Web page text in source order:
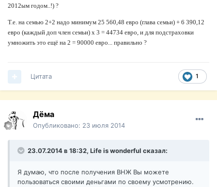
2012ым годом..!) ?
Т.е. на семью 2+2 надо минимум 25 560,48 евро (глава семьи) + 6 390,12
евро (каждый доп член семьи) x 3 = 44734 евро, и для подстраховки
умножить это ещё на 2 = 90000 евро... правильно ?
1
Цитата
Дёма
Опубликовано: 23 июля 2014
23.07.2014 в 18:32, Life is wonderful сказал:
Я думаю, что после получения ВНЖ Вы можете
пользоваться своими деньгами по своему усмотрению.